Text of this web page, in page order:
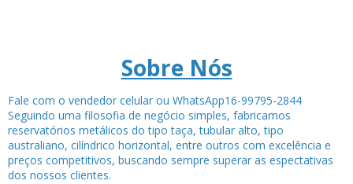
Sobre Nós
Fale com o vendedor celular ou WhatsApp16-99795-2844
Seguindo uma filosofia de negócio simples, fabricamos
reservatórios metálicos do tipo taça, tubular alto, tipo
australiano, cilíndrico horizontal, entre outros com excelência e
preços competitivos, buscando sempre superar as espectativas
dos nossos clientes.